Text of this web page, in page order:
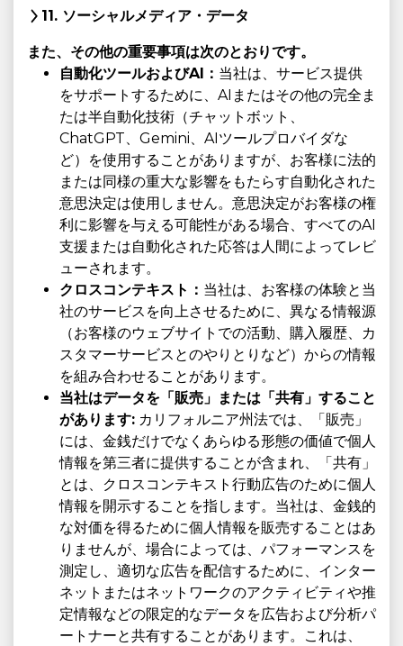
11. ソーシャルメディア・データ
また、その他の重要事項は次のとおりです。
自動化ツールおよびAI： 当社は、サービス提供
をサポートするために、AIまたはその他の完全ま
たは半自動化技術（チャットボット、
ChatGPT、Gemini、AIツールプロバイダな
ど）を使用することがありますが、お客様に法的
または同様の重大な影響をもたらす自動化された
意思決定は使用しません。意思決定がお客様の権
利に影響を与える可能性がある場合、すべてのAI
支援または自動化された応答は人間によってレビ
ューされます。
クロスコンテキスト： 当社は、お客様の体験と当
社のサービスを向上させるために、異なる情報源
（お客様のウェブサイトでの活動、購入履歴、カ
スタマーサービスとのやりとりなど）からの情報
を組み合わせることがあります。
当社はデータを「販売」または「共有」すること
があります: カリフォルニア州法では、「販売」
には、金銭だけでなくあらゆる形態の価値で個人
情報を第三者に提供することが含まれ、「共有」
とは、クロスコンテキスト行動広告のために個人
情報を開示することを指します。当社は、金銭的
な対価を得るために個人情報を販売することはあ
りませんが、場合によっては、パフォーマンスを
測定し、適切な広告を配信するために、インター
ネットまたはネットワークのアクティビティや推
定情報などの限定的なデータを広告および分析パ
ートナーと共有することがあります。これは、